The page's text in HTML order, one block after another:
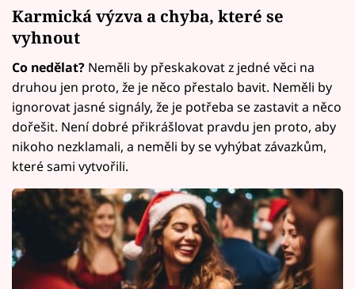
Karmická výzva a chyba, které se
vyhnout
Co nedělat? Neměli by přeskakovat z jedné věci na
druhou jen proto, že je něco přestalo bavit. Neměli by
ignorovat jasné signály, že je potřeba se zastavit a něco
dořešit. Není dobré přikrášlovat pravdu jen proto, aby
nikoho nezklamali, a neměli by se vyhýbat závazkům,
které sami vytvořili.